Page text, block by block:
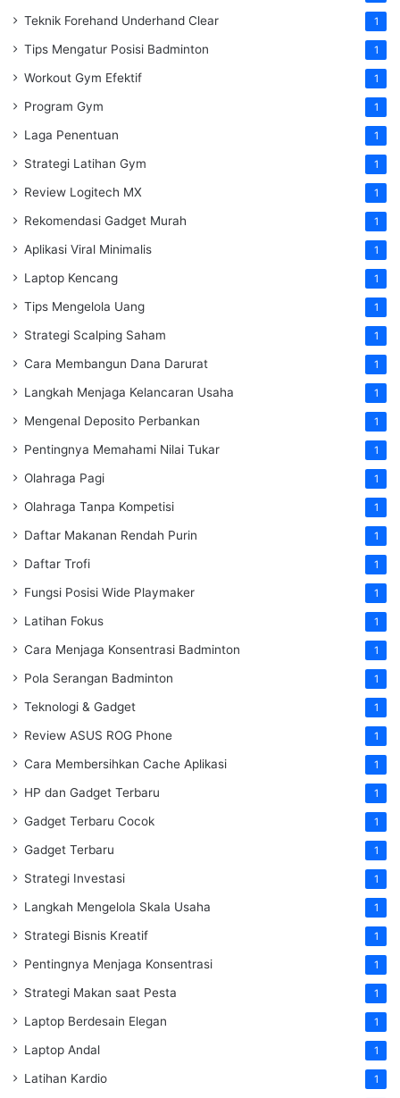
Teknik Forehand Underhand Clear 1
Tips Mengatur Posisi Badminton 1
Workout Gym Efektif 1
Program Gym 1
Laga Penentuan 1
Strategi Latihan Gym 1
Review Logitech MX 1
Rekomendasi Gadget Murah 1
Aplikasi Viral Minimalis 1
Laptop Kencang 1
Tips Mengelola Uang 1
Strategi Scalping Saham 1
Cara Membangun Dana Darurat 1
Langkah Menjaga Kelancaran Usaha 1
Mengenal Deposito Perbankan 1
Pentingnya Memahami Nilai Tukar 1
Olahraga Pagi 1
Olahraga Tanpa Kompetisi 1
Daftar Makanan Rendah Purin 1
Daftar Trofi 1
Fungsi Posisi Wide Playmaker 1
Latihan Fokus 1
Cara Menjaga Konsentrasi Badminton 1
Pola Serangan Badminton 1
Teknologi & Gadget 1
Review ASUS ROG Phone 1
Cara Membersihkan Cache Aplikasi 1
HP dan Gadget Terbaru 1
Gadget Terbaru Cocok 1
Gadget Terbaru 1
Strategi Investasi 1
Langkah Mengelola Skala Usaha 1
Strategi Bisnis Kreatif 1
Pentingnya Menjaga Konsentrasi 1
Strategi Makan saat Pesta 1
Laptop Berdesain Elegan 1
Laptop Andal 1
Latihan Kardio 1